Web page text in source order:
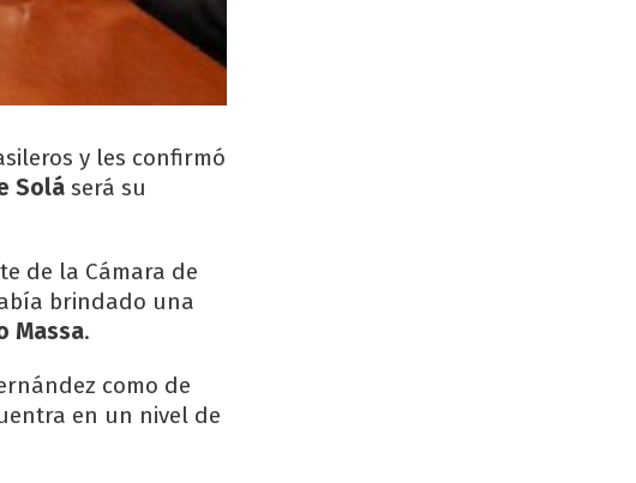
y les confirmó
Solá será su
de la Cámara de
brindado una
Massa.
como de
en un nivel de